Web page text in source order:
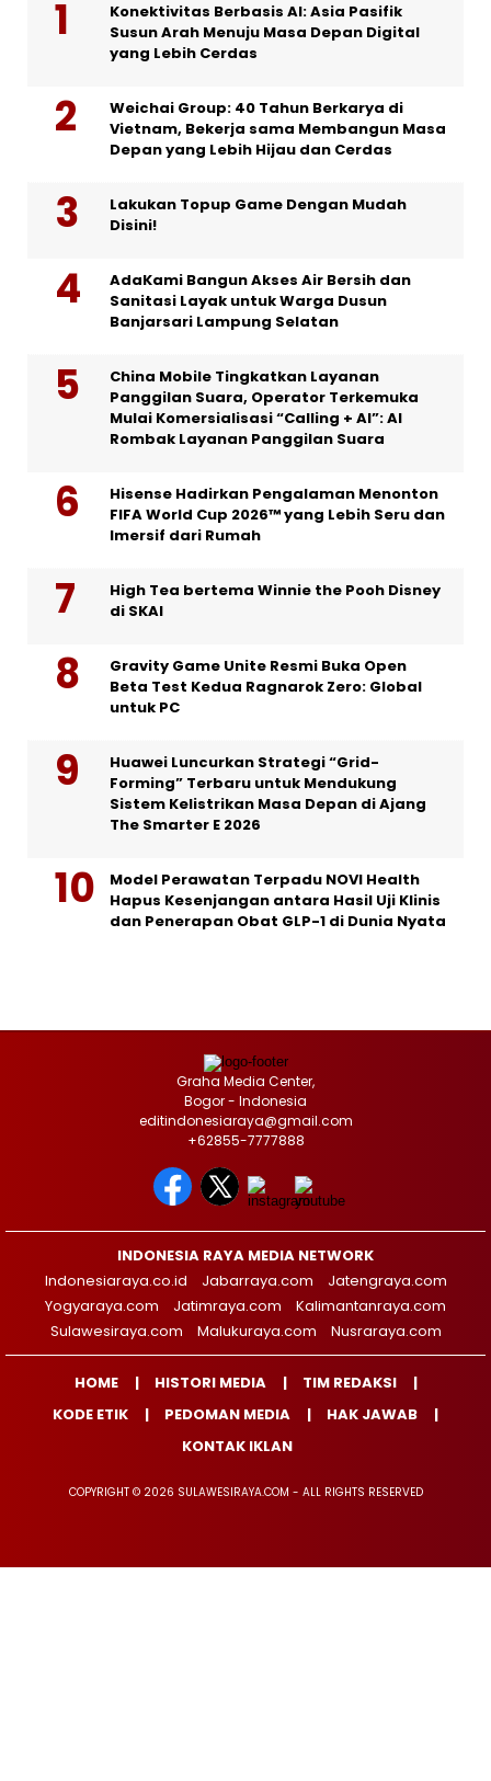
Konektivitas Berbasis AI: Asia Pasifik
Susun Arah Menuju Masa Depan Digital
yang Lebih Cerdas
Weichai Group: 40 Tahun Berkarya di
Vietnam, Bekerja sama Membangun Masa
Depan yang Lebih Hijau dan Cerdas
Lakukan Topup Game Dengan Mudah
Disini!
AdaKami Bangun Akses Air Bersih dan
Sanitasi Layak untuk Warga Dusun
Banjarsari Lampung Selatan
China Mobile Tingkatkan Layanan
Panggilan Suara, Operator Terkemuka
Mulai Komersialisasi “Calling + AI”: AI
Rombak Layanan Panggilan Suara
Hisense Hadirkan Pengalaman Menonton
FIFA World Cup 2026™ yang Lebih Seru dan
Imersif dari Rumah
High Tea bertema Winnie the Pooh Disney
di SKAI
Gravity Game Unite Resmi Buka Open
Beta Test Kedua Ragnarok Zero: Global
untuk PC
Huawei Luncurkan Strategi “Grid-
Forming” Terbaru untuk Mendukung
Sistem Kelistrikan Masa Depan di Ajang
The Smarter E 2026
Model Perawatan Terpadu NOVI Health
Hapus Kesenjangan antara Hasil Uji Klinis
dan Penerapan Obat GLP-1 di Dunia Nyata
Graha Media Center,
Bogor - Indonesia
editindonesiaraya@gmail.com
+62855-7777888
INDONESIA RAYA MEDIA NETWORK
Indonesiaraya.co.id
Jabarraya.com
Jatengraya.com
Yogyaraya.com
Jatimraya.com
Kalimantanraya.com
Sulawesiraya.com
Malukuraya.com Nusraraya.com
HOME HISTORI MEDIA
TIM REDAKSI
KODE ETIK
PEDOMAN MEDIA
HAK JAWAB
KONTAK IKLAN
COPYRIGHT © 2026 SULAWESIRAYA.COM - ALL RIGHTS RESERVED